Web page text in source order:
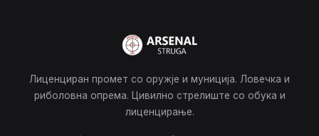
Лиценциран промет со оружје и муниција. Ловечка и
риболовна опрема. Цивилно стрелиште со обука и
лиценцирање.